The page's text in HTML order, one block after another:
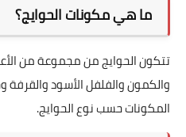
ما هي مكونات الحوايج؟
تتكون الحوايج من مجموعة من
والكمون والفلفل الأسود
المكونات حسب نوع الحوايج.